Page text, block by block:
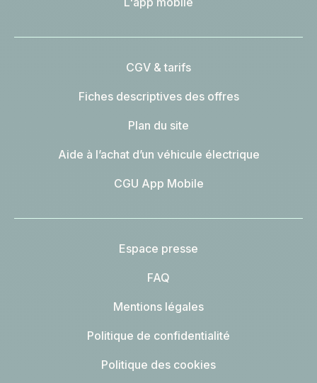
CGV & tarifs
Fiches descriptives des offres
Plan du site
Aide à l’achat d’un véhicule électrique
CGU App Mobile
Espace presse
FAQ
Mentions légales
Politique de confidentialité
Politique des cookies